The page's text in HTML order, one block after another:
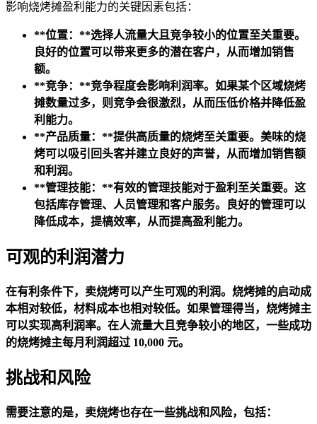
影响烧烤摊盈利能力的关键因素包括：
**位置：**选择人流量大且竞争较小的位置至关重要。
良好的位置可以带来更多的潜在客户，从而增加销售
额。
**竞争：**竞争程度会影响利润率。如果某个区域烧烤
摊数量过多，则竞争会很激烈，从而压低价格并降低盈
利能力。
**产品质量：**提供高质量的烧烤至关重要。美味的烧
烤可以吸引回头客并建立良好的声誉，从而增加销售额
和利润。
**管理技能：**有效的管理技能对于盈利至关重要。这
包括库存管理、人员管理和客户服务。良好的管理可以
降低成本，提槁效率，从而提高盈利能力。
可观的利润潜力
在有利条件下，卖烧烤可以产生可观的利润。烧烤摊的启动成
本相对较低，材料成本也相对较低。如果管理得当，烧烤摊主
可以实现高利润率。在人流量大且竞争较小的地区，一些成功
的烧烤摊主每月利润超过 10,000 元。
挑战和风险
需要注意的是，卖烧烤也存在一些挑战和风险，包括：